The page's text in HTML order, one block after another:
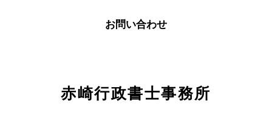
お問い合わせ
赤崎行政書士事務所